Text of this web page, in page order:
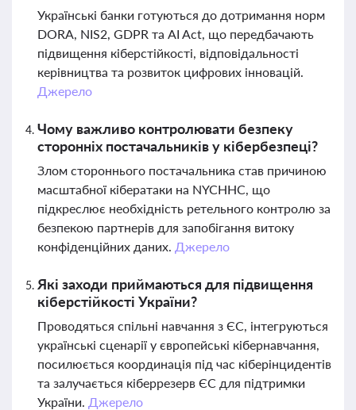
Українські банки готуються до дотримання норм
DORA, NIS2, GDPR та AI Act, що передбачають
підвищення кіберстійкості, відповідальності
керівництва та розвиток цифрових інновацій.
Джерело
Чому важливо контролювати безпеку
сторонніх постачальників у кібербезпеці?
Злом стороннього постачальника став причиною
масштабної кібератаки на NYCHHC, що
підкреслює необхідність ретельного контролю за
безпекою партнерів для запобігання витоку
конфіденційних даних. Джерело
Які заходи приймаються для підвищення
кіберстійкості України?
Проводяться спільні навчання з ЄС, інтегруються
українські сценарії у європейські кібернавчання,
посилюється координація під час кіберінцидентів
та залучається кіберрезерв ЄС для підтримки
України. Джерело